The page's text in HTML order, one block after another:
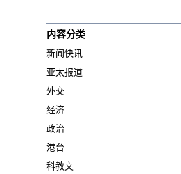
内容分类
新闻快讯
亚太报道
外交
经济
政治
港台
科教文